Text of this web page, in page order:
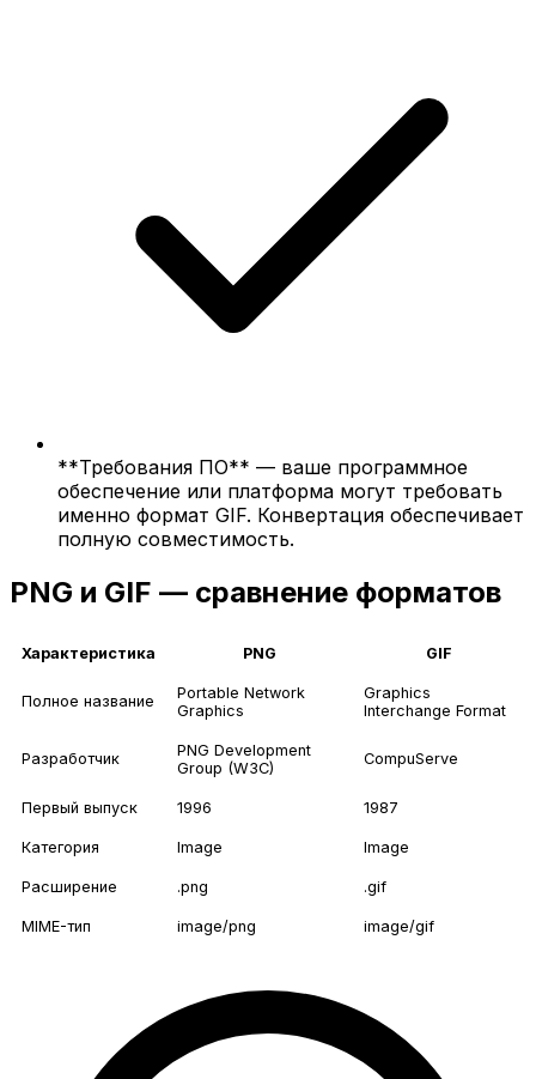
**Требования ПО** — ваше программное
обеспечение или платформа могут требовать
именно формат GIF. Конвертация обеспечивает
полную совместимость.
PNG и GIF — сравнение форматов
Характеристика PNG GIF
Полное название
Portable Network
Graphics
Graphics
Interchange Format
Разработчик
PNG Development
Group (W3C)
CompuServe
Первый выпуск 1996 1987
Категория Image Image
Расширение .png .gif
MIME-тип image/png image/gif